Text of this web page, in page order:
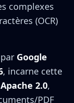
complexes
(OCR)
Google
, incarne cette
Apache 2.0,
PDF